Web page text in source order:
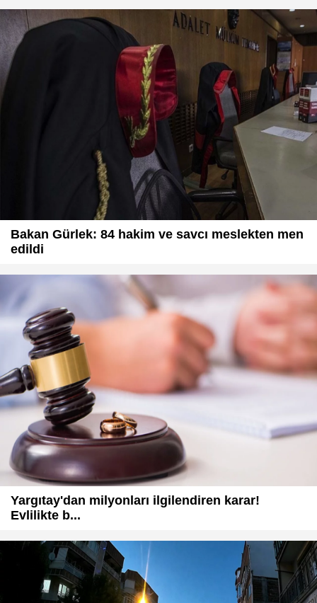
Bakan Gürlek: 84 hakim ve savcı meslekten men
edildi
Yargıtay'dan milyonları ilgilendiren karar!
Evlilikte b...